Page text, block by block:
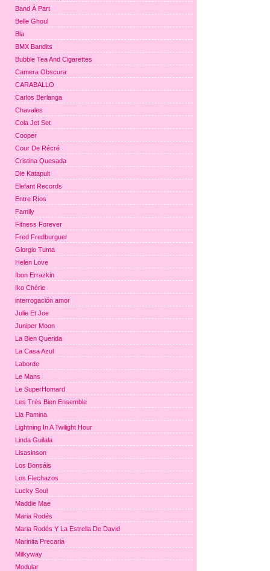
Band À Part
Belle Ghoul
Bla
BMX Bandits
Bubble Tea And Cigarettes
Camera Obscura
CARABALLO
Carlos Berlanga
Chavales
Cola Jet Set
Cooper
Cour De Récré
Cristina Quesada
Die Katapult
Elefant Records
Entre Ríos
Family
Fitness Forever
Fred Fredburguer
Giorgio Tuma
Helen Love
Ibon Errazkin
Iko Chérie
interrogación amor
Julie Et Joe
Juniper Moon
La Bien Querida
La Casa Azul
Laborde
Le Mans
Le SuperHomard
Les Très Bien Ensemble
Lia Pamina
Lightning In A Twilight Hour
Linda Guilala
Lisasinson
Los Bonsáis
Los Flechazos
Lucky Soul
Maddie Mae
Maria Rodés
Maria Rodés Y La Estrella De David
Marinita Precaria
Milkyway
Modular